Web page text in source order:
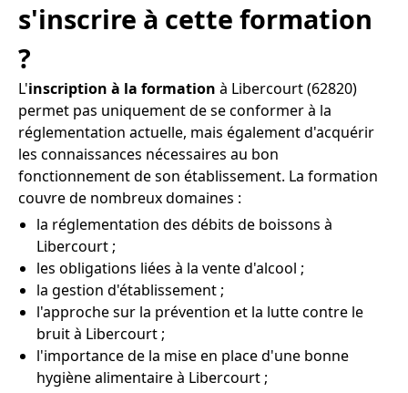
s'inscrire à cette formation
?
L'inscription à la formation à Libercourt (62820)
permet pas uniquement de se conformer à la
réglementation actuelle, mais également d'acquérir
les connaissances nécessaires au bon
fonctionnement de son établissement. La formation
couvre de nombreux domaines :
la réglementation des débits de boissons à
Libercourt ;
les obligations liées à la vente d'alcool ;
la gestion d'établissement ;
l'approche sur la prévention et la lutte contre le
bruit à Libercourt ;
l'importance de la mise en place d'une bonne
hygiène alimentaire à Libercourt ;